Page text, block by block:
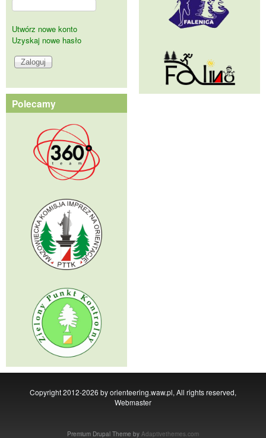
Utwórz nowe konto
Uzyskaj nowe hasło
Polecamy
Copyright 2012-2026 by orienteering.waw.pl, All rights reserved,
Webmaster
Premium Drupal Theme by Adaptivethemes.com